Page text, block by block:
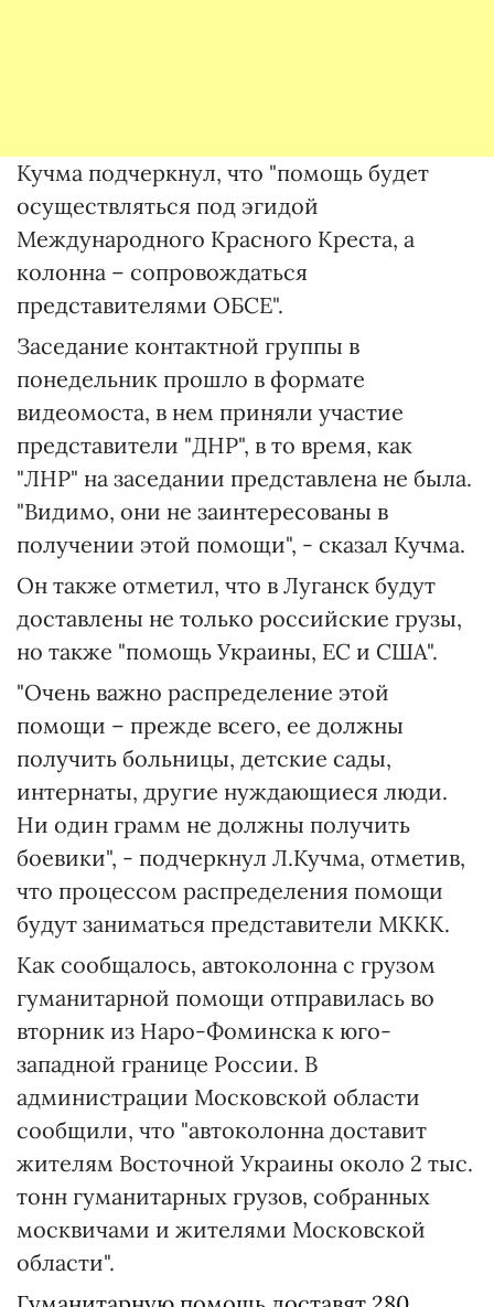
Кучма подчеркнул, что "помощь будет
осуществляться под эгидой
Международного Красного Креста, а
колонна – сопровождаться
представителями ОБСЕ".
Заседание контактной группы в
понедельник прошло в формате
видеомоста, в нем приняли участие
представители "ДНР", в то время, как
"ЛНР" на заседании представлена не была.
"Видимо, они не заинтересованы в
получении этой помощи", - сказал Кучма.
Он также отметил, что в Луганск будут
доставлены не только российские грузы,
но также "помощь Украины, ЕС и США".
"Очень важно распределение этой
помощи – прежде всего, ее должны
получить больницы, детские сады,
интернаты, другие нуждающиеся люди.
Ни один грамм не должны получить
боевики", - подчеркнул Л.Кучма, отметив,
что процессом распределения помощи
будут заниматься представители МККК.
Как сообщалось, автоколонна с грузом
гуманитарной помощи отправилась во
вторник из Наро-Фоминска к юго-
западной границе России. В
администрации Московской области
сообщили, что "автоколонна доставит
жителям Восточной Украины около 2 тыс.
тонн гуманитарных грузов, собранных
москвичами и жителями Московской
области".